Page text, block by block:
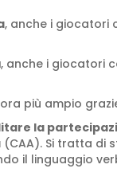
, anche i giocatori
, anche i giocatori
più ampio
la
(CAA). Si tratta di
il linguaggio